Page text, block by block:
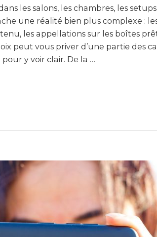
les salons, les chambres, les
une réalité bien plus complexe :
les appellations sur les boîtes
peut vous priver d’une partie des
pour y voir clair. De la …